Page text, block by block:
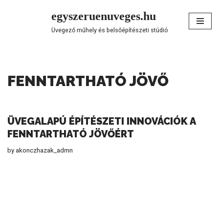
egyszeruenuveges.hu
Üvegező műhely és belsőépítészeti stúdió
FENNTARTHATÓ JÖVŐ
ÜVEGALAPÚ ÉPÍTÉSZETI INNOVÁCIÓK A
FENNTARTHATÓ JÖVŐÉRT
byakonczhazak_admn